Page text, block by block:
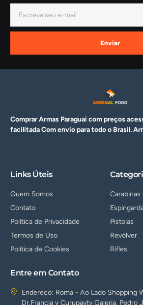
Enviar
Comprar Armas Paraguai com preços
facilitada Com envio para todo o Brasil.
Links Úteis
Quem Somos
Contato
Política de Privacidade
Termos de Uso
Política de Cookies
Carabinas
Pistolas
Revólver
Rifles
Entre em Contato
Endereço: Roma - Ao Lado Shopping
Dr.Francia y Curupayty Galeria, Pedro